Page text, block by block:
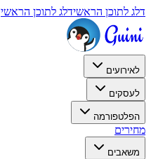
דלג לתוכן הראשידלג לתוכן הראשי
לאירועים
לעסקים
הפלטפורמה
מחירים
משאבים